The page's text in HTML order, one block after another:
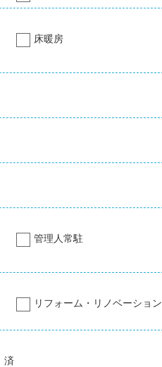
床暖房
管理人常駐
リフォーム・リノベーション
済